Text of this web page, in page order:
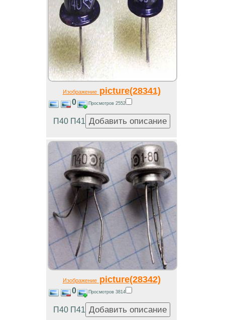
Изображениеpicture(28341)
0 Просмотров 2552
П40 П41
Изображениеpicture(28342)
0 Просмотров 3814
П40 П41